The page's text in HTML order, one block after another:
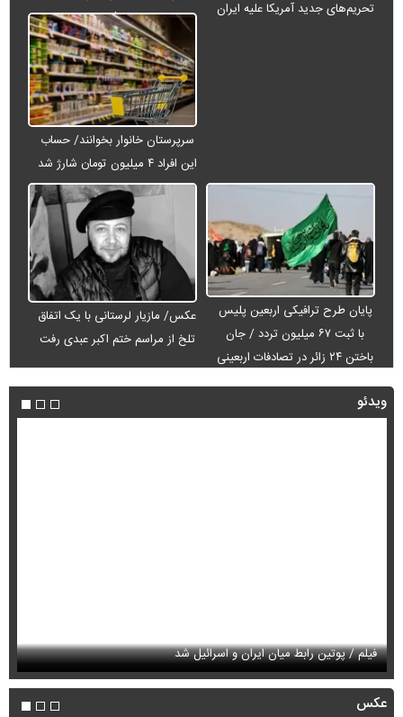
تحریم‌های جدید آمریکا علیه ایران
می‌شود
سرپرستان خانوار بخوانند/ حساب
این افراد ۴ میلیون تومان شارژ شد
پایان طرح ترافیکی اربعین پلیس
با ثبت ۶۷ میلیون تردد / جان
باختن ۲۴ زائر در تصادفات اربعینی
عکس/ مازیار لرستانی با یک اتفاق
تلخ از مراسم ختم اکبر عبدی رفت
ویدئو
فیلم / پوتین رابط میان ایران و اسرائیل شد
عکس